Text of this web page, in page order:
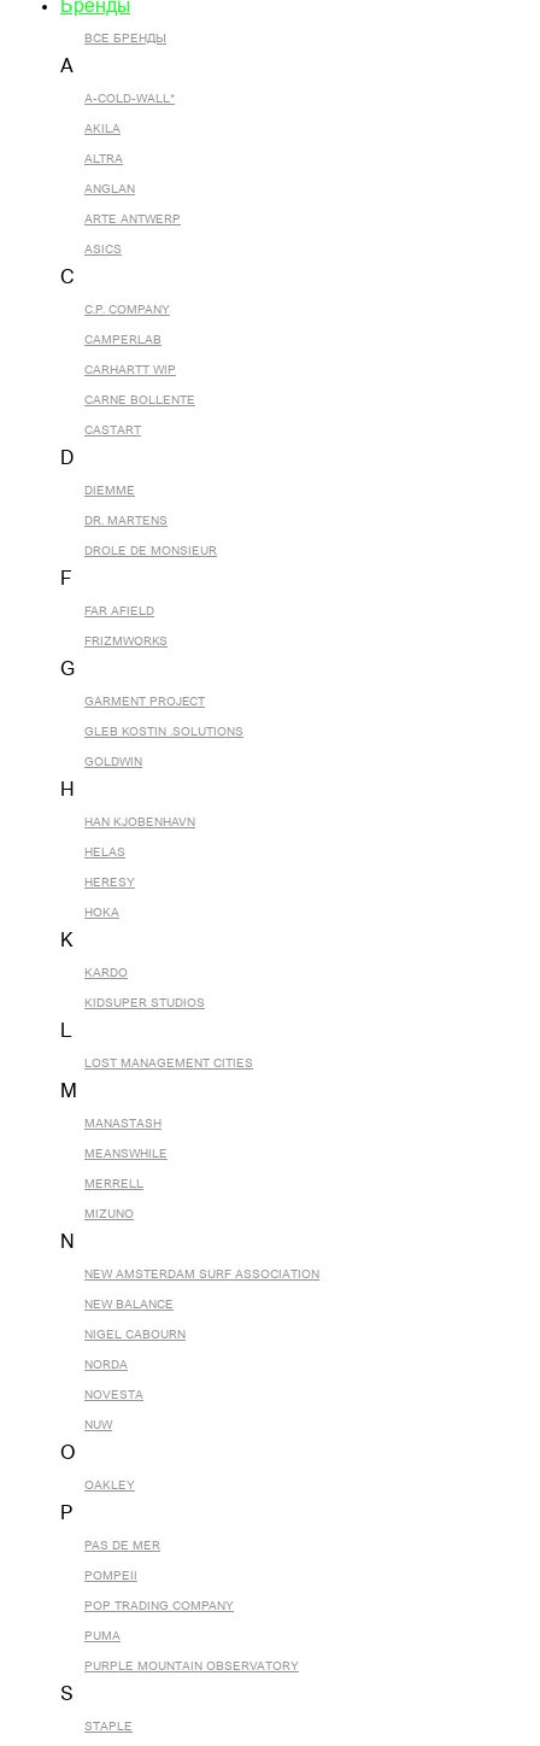
Бренды
ВСЕ БРЕНДЫ
A
A-COLD-WALL*
AKILA
ALTRA
ANGLAN
ARTE ANTWERP
ASICS
C
C.P. COMPANY
CAMPERLAB
CARHARTT WIP
CARNE BOLLENTE
CASTART
D
DIEMME
DR. MARTENS
DROLE DE MONSIEUR
F
FAR AFIELD
FRIZMWORKS
G
GARMENT PROJECT
GLEB KOSTIN .SOLUTIONS
GOLDWIN
H
HAN KJOBENHAVN
HELAS
HERESY
HOKA
K
KARDO
KIDSUPER STUDIOS
L
LOST MANAGEMENT CITIES
M
MANASTASH
MEANSWHILE
MERRELL
MIZUNO
N
NEW AMSTERDAM SURF ASSOCIATION
NEW BALANCE
NIGEL CABOURN
NORDA
NOVESTA
NUW
O
OAKLEY
P
PAS DE MER
POMPEII
POP TRADING COMPANY
PUMA
PURPLE MOUNTAIN OBSERVATORY
S
STAPLE